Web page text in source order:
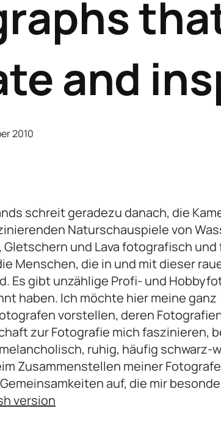
and
2010
schreit geradezu danach, die
Naturschauspiele von
und Lava fotografisch
Menschen, die in und mit dieser
Es gibt unzählige Profi- und
haben. Ich möchte hier meine ganz
vorstellen, deren
zur Fotografie mich faszinieren,
ruhig, häufig schwarz-
Zusammenstellen meiner
auf, die mir
version